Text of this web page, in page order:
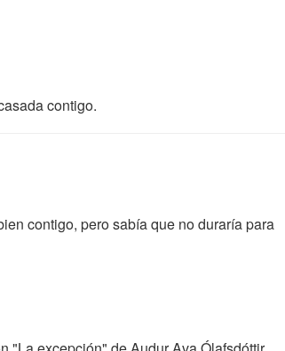
contigo.
contigo, pero sabía que no duraría para